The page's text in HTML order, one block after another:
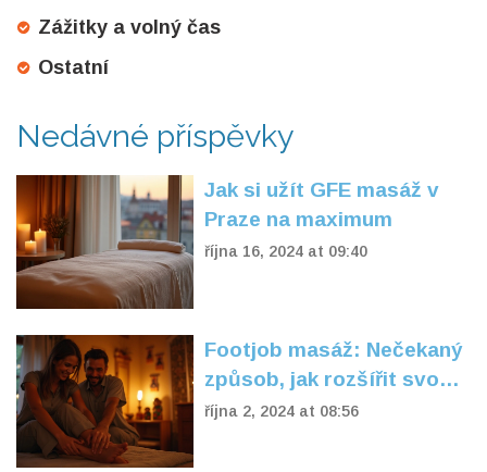
Zážitky a volný čas
Ostatní
Nedávné příspěvky
Jak si užít GFE masáž v
Praze na maximum
října 16, 2024 at 09:40
Footjob masáž: Nečekaný
způsob, jak rozšířit svou
intimitu
října 2, 2024 at 08:56